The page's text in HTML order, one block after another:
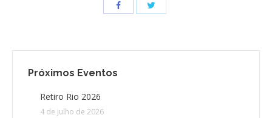
Próximos Eventos
Retiro Rio 2026
4 de julho de 2026